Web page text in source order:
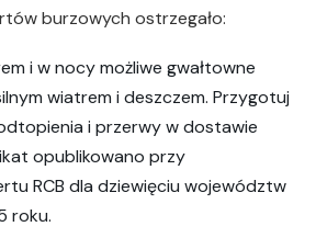
burzowych ostrzegało:
i w nocy możliwe gwałtowne
wiatrem i deszczem. Przygotuj
i przerwy w dostawie
opublikowano przy
RCB dla dziewięciu województw
roku.